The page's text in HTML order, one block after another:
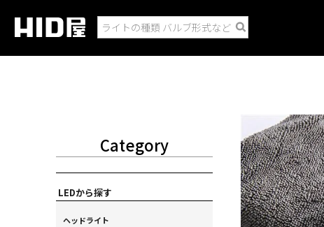
Category
LEDから探す
ヘッドライト